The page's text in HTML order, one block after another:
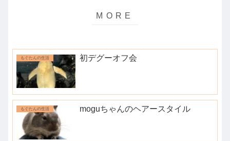
もぐたんの生活 初デグーオフ会
もぐたんの生活 moguちゃんのヘアースタイル